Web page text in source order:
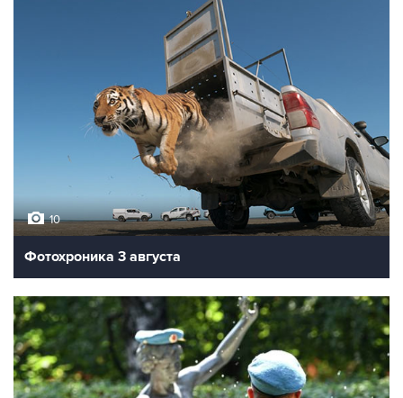
10
Фотохроника 3 августа